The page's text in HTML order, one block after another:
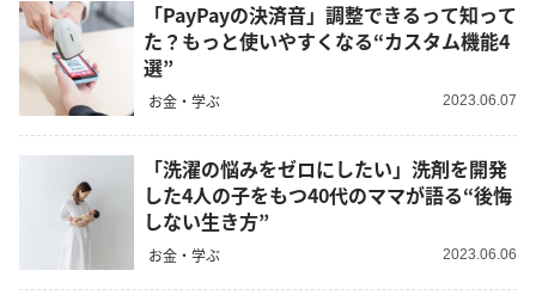
「PayPayの決済音」調整できるって知って
た？もっと使いやすくなる“カスタム機能4
選”
お金・学ぶ 2023.06.07
「洗濯の悩みをゼロにしたい」洗剤を開発
した4人の子をもつ40代のママが語る“後悔
しない生き方”
お金・学ぶ 2023.06.06